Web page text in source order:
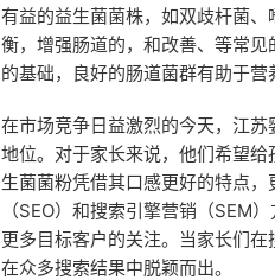
有益的益生菌菌株，如双歧杆菌
衡，增强肠道的，和改善、等常
的基础，良好的肠道菌群有助于营
在市场竞争日益激烈的今天，江
地位。对于家长来说，他们希望
生菌菌粉凭借其口感更好的特点
（SEO）和搜索引擎营销（SEM
更多目标客户的关注。当家长们
在众多搜索结果中脱颖而出。